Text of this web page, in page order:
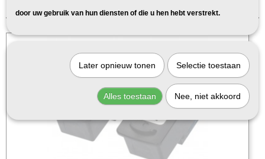
door uw gebruik van hun diensten of die u hen hebt verstrekt.
Later opnieuw tonen Selectie toestaan
Alles toestaan Nee, niet akkoord